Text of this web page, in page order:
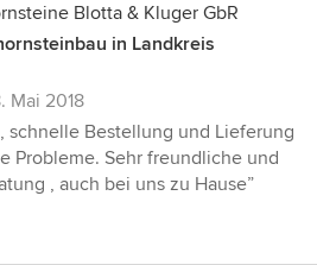
Blotta & Kluger GbR
in Landkreis
Mai 2018
schnelle Bestellung und Lieferung
Probleme. Sehr freundliche und
, auch bei uns zu Hause”